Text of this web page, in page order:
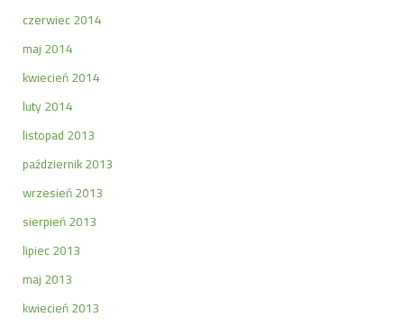
czerwiec 2014
maj 2014
kwiecień 2014
luty 2014
listopad 2013
październik 2013
wrzesień 2013
sierpień 2013
lipiec 2013
maj 2013
kwiecień 2013